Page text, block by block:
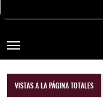
VISTAS A LA PÁGINA TOTALES